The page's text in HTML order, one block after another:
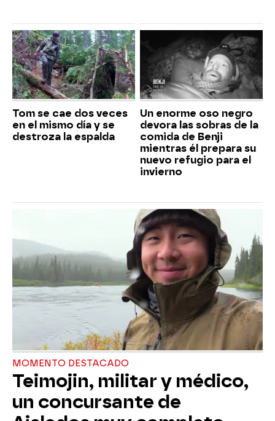
Tom se cae dos veces
en el mismo día y se
destroza la espalda
Un enorme oso negro
devora las sobras de la
comida de Benji
mientras él prepara su
nuevo refugio para el
invierno
MOMENTO DESTACADO
Teimojin, militar y médico,
un concursante de